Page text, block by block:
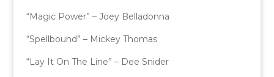
“Magic Power” – Joey Belladonna
“Spellbound” – Mickey Thomas
“Lay It On The Line” – Dee Snider